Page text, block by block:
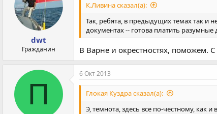
dwt
Гражданин
К.Ливина сказал(а):
Так, ребята, в предыдущих темах так и
документах -- готова платить
В Варне и окрестностях, поможем.
П
6 Окт 2013
Глокая Куздра сказал(а):
Э, темнота, здесь все по-честному, как